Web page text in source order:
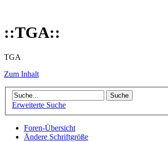
::TGA::
TGA
Zum Inhalt
Erweiterte Suche
Foren-Übersicht
Ändere Schriftgröße